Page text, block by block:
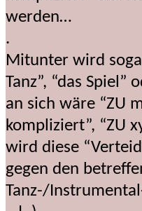
werden…
.
Mitunter wird
Tanz”, “das Spiel”
an sich wäre “ZU
kompliziert”, “ZU
wird diese
gegen den
Tanz-/